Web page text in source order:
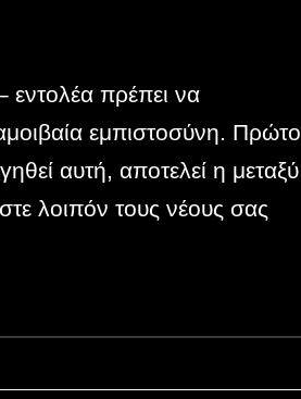
πρέπει να
εμπιστοσύνη. Πρώτο
αυτή, αποτελεί η μεταξύ
λοιπόν τους νέους σας